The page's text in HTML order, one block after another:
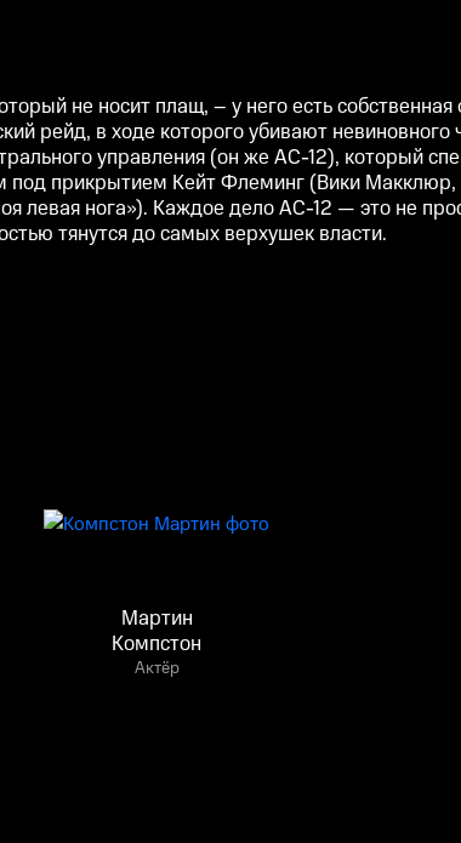
не носит плащ, – у него есть
рейд, в ходе которого убивают
управления (он же AC-12), который
под прикрытием Кейт Флеминг (Вики
нога»). Каждое дело AC-12 — это не
тянутся до самых верхушек власти.
Мартин
Компстон
Актёр